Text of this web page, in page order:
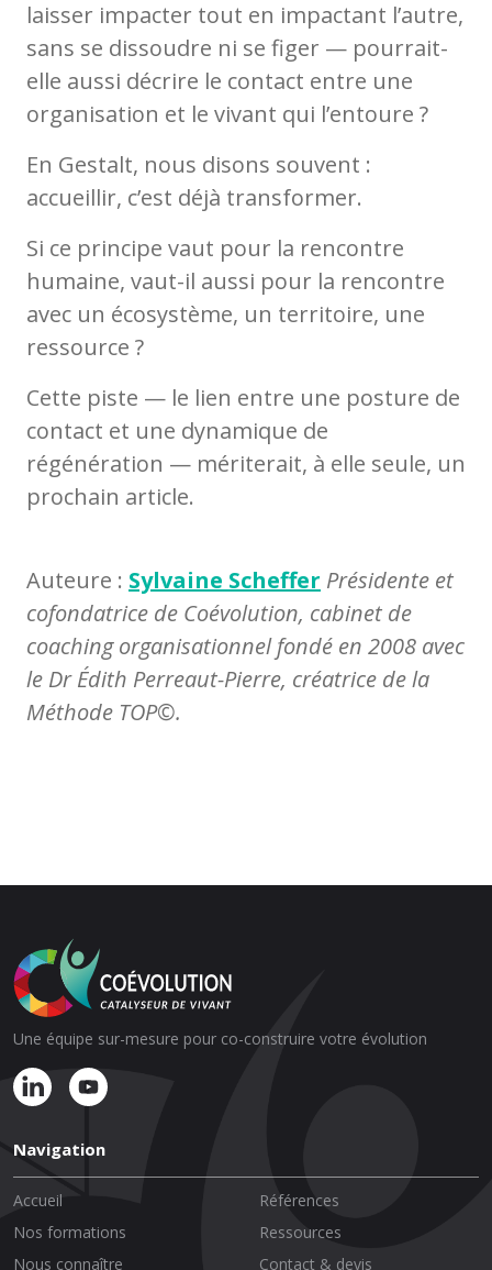
laisser impacter tout en impactant l’autre,
sans se dissoudre ni se figer — pourrait-
elle aussi décrire le contact entre une
organisation et le vivant qui l’entoure ?
En Gestalt, nous disons souvent :
accueillir, c’est déjà transformer.
Si ce principe vaut pour la rencontre
humaine, vaut-il aussi pour la rencontre
avec un écosystème, un territoire, une
ressource ?
Cette piste — le lien entre une posture de
contact et une dynamique de
régénération — mériterait, à elle seule, un
prochain article.
Auteure : Sylvaine Scheffer Présidente et
cofondatrice de Coévolution, cabinet de
coaching organisationnel fondé en 2008 avec
le Dr Édith Perreaut-Pierre, créatrice de la
Méthode TOP©.
Une équipe sur-mesure pour co-construire votre évolution
Navigation
Accueil
Nos formations
Nous connaître
Références
Ressources
Contact & devis